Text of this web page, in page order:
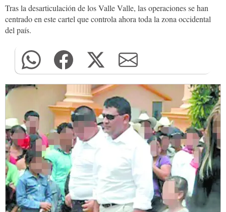
Tras la desarticulación de los Valle Valle, las operaciones se han
centrado en este cartel que controla ahora toda la zona occidental
del país.